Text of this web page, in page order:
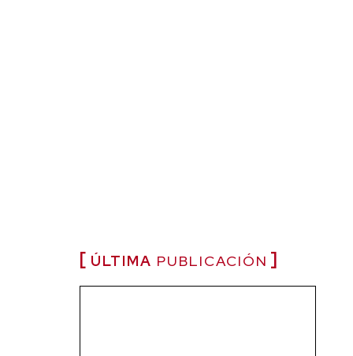
ÚLTIMA PUBLICACIÓN